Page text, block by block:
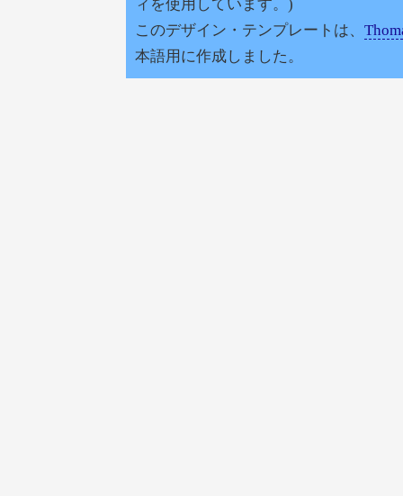
このデザイン・テンプレートは、
本語用に作成しました。